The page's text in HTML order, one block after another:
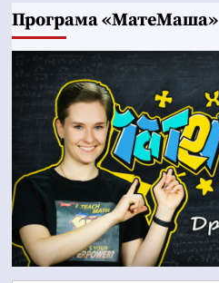
Програма «МатеМаша»